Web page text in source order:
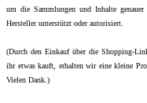
um die Sammlungen und Inhalte
Hersteller unterstützt oder autorisiert.
(Durch den Einkauf über die Shopping-
ihr etwas kauft, erhalten wir eine kleine
Vielen Dank.)